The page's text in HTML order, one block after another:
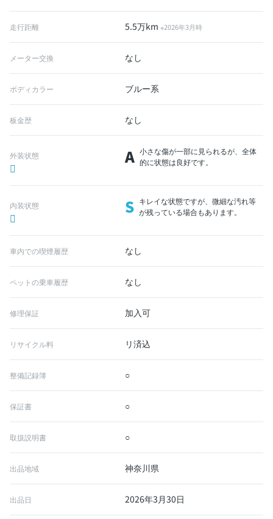
走行距離 5.5万km※2026年3月時
メーター交換 なし
ボディカラー ブルー系
板金歴 なし
外装状態 A 小さな傷が一部に見られるが、全体
的に状態は良好です。
内装状態 S キレイな状態ですが、微細な汚れ等
が残っている場合もあります。
車内での喫煙履歴 なし
ペットの乗車履歴 なし
修理保証 加入可
リサイクル料 リ済込
整備記録簿 ○
保証書 ○
取扱説明書 ○
出品地域 神奈川県
出品日 2026年3月30日